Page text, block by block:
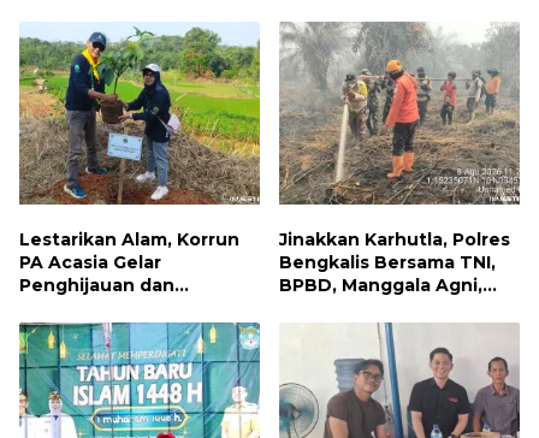
Sungai Dama Terima
Bantuan Sosial
Samarinda
Lestarikan Alam, Korrun
PA Acasia Gelar
Penghijauan dan
Wujudkan Kepedulian
Lingkungan
Jinakkan Karhutla, Polres
Bengkalis Bersama TNI,
BPBD, Manggala Agni,
Berjibaku di Siak Kecil
dan Mandau